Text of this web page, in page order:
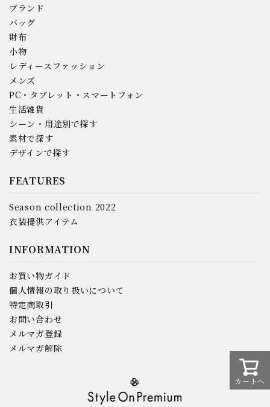
カートへ
ブランド
バッグ
財布
小物
レディースファッション
メンズ
PC・タブレット・スマートフォン
生活雑貨
シーン・用途別で探す
素材で探す
デザインで探す
FEATURES
Season collection 2022
衣装提供アイテム
INFORMATION
お買い物ガイド
個人情報の取り扱いについて
特定商取引
お問い合わせ
メルマガ登録
メルマガ解除